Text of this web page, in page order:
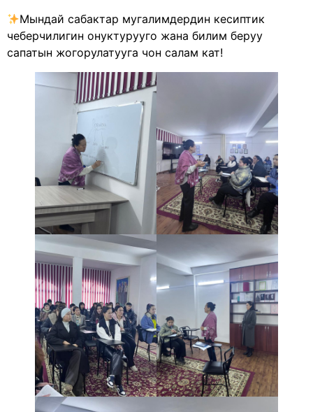
Мындай сабактар ​​мугалимдердин кесиптик
чеберчилигин онуктурууго жана билим беруу
сапатын жогорулатууга чон салам кат!